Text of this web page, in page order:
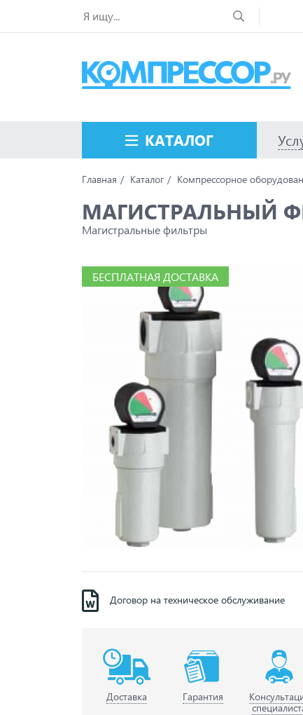
КАТАЛОГ
Главная Каталог Компрессорное
МАГИСТРАЛЬНЫЙ
Магистральные фильтры
БЕСПЛАТНАЯ ДОСТАВКА
Договор на техническое обслуживание
Доставка Гарантия